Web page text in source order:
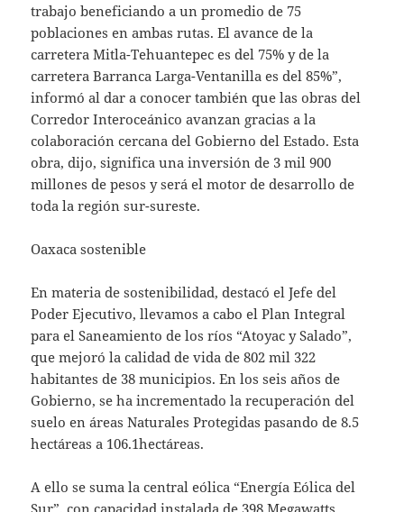
trabajo beneficiando a un promedio de 75
poblaciones en ambas rutas. El avance de la
carretera Mitla-Tehuantepec es del 75% y de la
carretera Barranca Larga-Ventanilla es del 85%”,
informó al dar a conocer también que las obras del
Corredor Interoceánico avanzan gracias a la
colaboración cercana del Gobierno del Estado. Esta
obra, dijo, significa una inversión de 3 mil 900
millones de pesos y será el motor de desarrollo de
toda la región sur-sureste.
Oaxaca sostenible
En materia de sostenibilidad, destacó el Jefe del
Poder Ejecutivo, llevamos a cabo el Plan Integral
para el Saneamiento de los ríos “Atoyac y Salado”,
que mejoró la calidad de vida de 802 mil 322
habitantes de 38 municipios. En los seis años de
Gobierno, se ha incrementado la recuperación del
suelo en áreas Naturales Protegidas pasando de 8.5
hectáreas a 106.1hectáreas.
A ello se suma la central eólica “Energía Eólica del